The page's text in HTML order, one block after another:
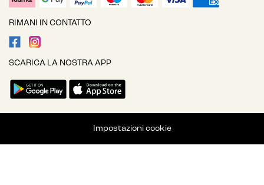
RIMANI IN CONTATTO
SCARICA LA NOSTRA APP
Impostazioni cookie